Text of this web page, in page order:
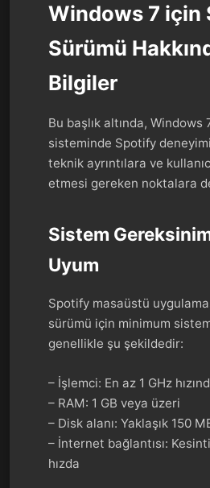
Windows 7 için
Sürümü
Bilgiler
Bu başlık altında, Windows
sisteminde Spotify
teknik ayrıntılara ve
etmesi gereken noktalara
Sistem
Uyum
Spotify masaüstü
sürümü için minimum
genellikle şu şekildedir:
– İşlemci: En az 1 GHz
– RAM: 1 GB veya üzeri
– Disk alanı: Yaklaşık 150
– İnternet bağlantısı:
hızda